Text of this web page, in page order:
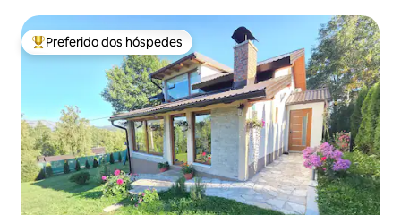
Entre os melhores preferidos dos hóspedes
Preferido dos hóspedes